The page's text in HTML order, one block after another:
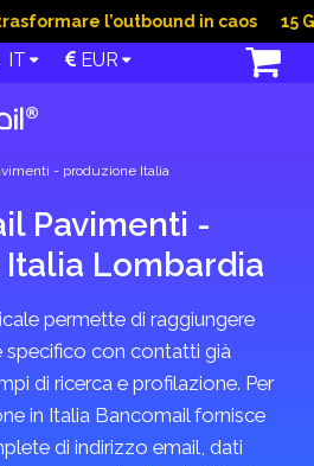
l’outbound in caos 15
IT EUR
- produzione Italia
Pavimenti -
Lombardia
permette di raggiungere
specifico con contatti già
di ricerca e profilazione. Per
in Italia Bancomail fornisce
di indirizzo email, dati